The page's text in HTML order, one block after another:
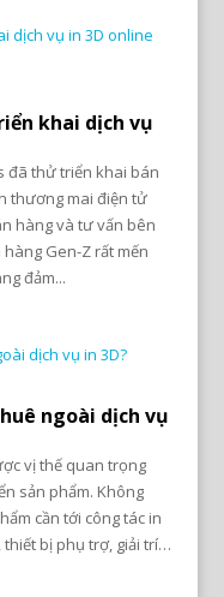
khai dịch vụ
đã thử triển khai bán
thương mai điện tử
hàng và tư vấn bên
Gen-Z rất mến
đảm...
ngoài dịch vụ
vị thế quan trọng
sản phẩm. Không
cần tới công tác in
bị phụ trợ, giải trí…